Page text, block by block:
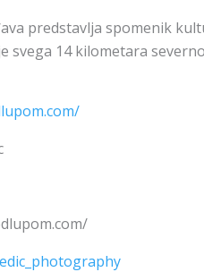
predstavlja spomenik
svega 14 kilometara